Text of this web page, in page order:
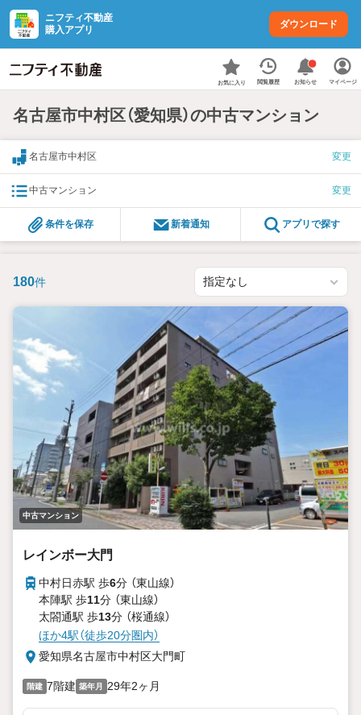
ニフティ不動産
購入アプリ
ダウンロード
お気に入り 閲覧履歴 お知らせ マイページ
名古屋市中村区（愛知県）の中古マンション
名古屋市中村区 変更
中古マンション 変更
条件を保存 新着通知 アプリで探す
180件
中古マンション
レインボー大門
中村日赤駅 歩6分 （東山線）
本陣駅 歩11分 （東山線）
太閤通駅 歩13分 （桜通線）
ほか4駅（徒歩20分圏内）
愛知県名古屋市中村区大門町
階建 7階建 築年月 29年2ヶ月